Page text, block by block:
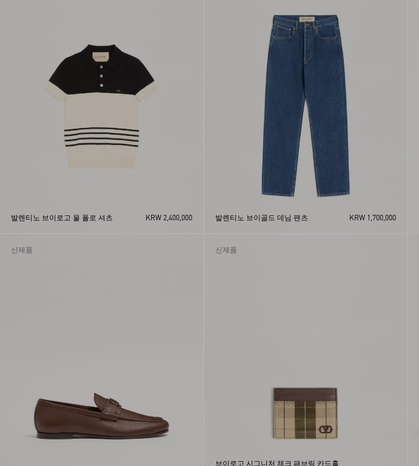
발렌티노 브이로고 울 폴로 셔츠 KRW 2,400,000 발렌티노 브이골드 데님 팬츠 KRW 1,700,000
신제품 신제품
브이로고 시그니처 체크 패브릭 카드홀